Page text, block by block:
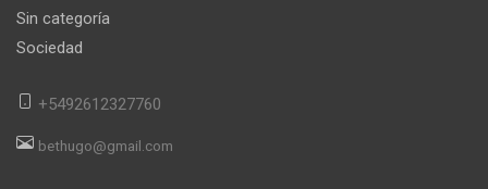
Sin categoría
Sociedad
+5492612327760
bethugo@gmail.com